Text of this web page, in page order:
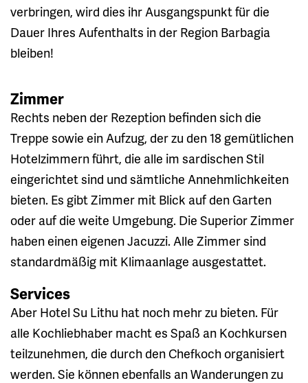
verbringen, wird dies ihr Ausgangspunkt für die
Dauer Ihres Aufenthalts in der Region Barbagia
bleiben!
Zimmer
Rechts neben der Rezeption befinden sich die
Treppe sowie ein Aufzug, der zu den 18 gemütlichen
Hotelzimmern führt, die alle im sardischen Stil
eingerichtet sind und sämtliche Annehmlichkeiten
bieten. Es gibt Zimmer mit Blick auf den Garten
oder auf die weite Umgebung. Die Superior Zimmer
haben einen eigenen Jacuzzi. Alle Zimmer sind
standardmäßig mit Klimaanlage ausgestattet.
Services
Aber Hotel Su Lithu hat noch mehr zu bieten. Für
alle Kochliebhaber macht es Spaß an Kochkursen
teilzunehmen, die durch den Chefkoch organisiert
werden. Sie können ebenfalls an Wanderungen zu